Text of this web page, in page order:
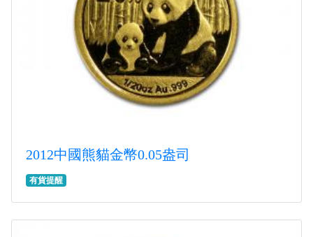
2012中國熊貓金幣0.05盎司
有貨提醒